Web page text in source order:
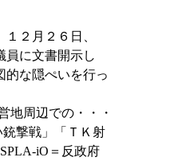
２月２６日、
員に文書開示し
的な隠ぺいを行っ
地周辺での・・・
撃戦」「ＴＫ射
iO＝反政府